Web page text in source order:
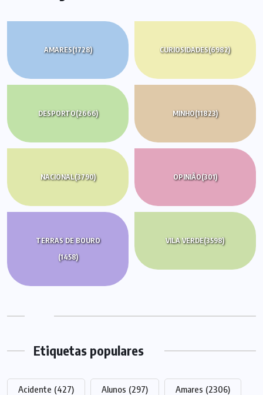
AMARES(1728) CURIOSIDADES(6982)
DESPORTO(2666) MINHO(11823)
NACIONAL(3790) OPINIÃO(301)
TERRAS DE BOURO
(1458)
VILA VERDE(3598)
Etiquetas populares
Acidente (427) Alunos (297) Amares (2306)